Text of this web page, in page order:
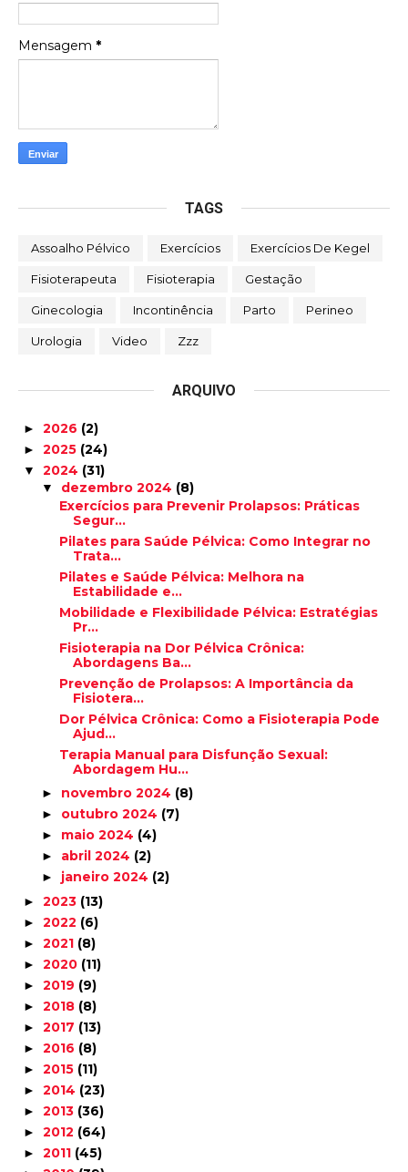
Mensagem *
TAGS
Assoalho Pélvico Exercícios Exercícios De Kegel
Fisioterapeuta Fisioterapia Gestação
Ginecologia Incontinência Parto Perineo
Urologia Video Zzz
ARQUIVO
► 2026 (2)
► 2025 (24)
▼ 2024 (31)
▼ dezembro 2024 (8)
Exercícios para Prevenir Prolapsos: Práticas
Segur...
Pilates para Saúde Pélvica: Como Integrar no
Trata...
Pilates e Saúde Pélvica: Melhora na
Estabilidade e...
Mobilidade e Flexibilidade Pélvica: Estratégias
Pr...
Fisioterapia na Dor Pélvica Crônica:
Abordagens Ba...
Prevenção de Prolapsos: A Importância da
Fisiotera...
Dor Pélvica Crônica: Como a Fisioterapia Pode
Ajud...
Terapia Manual para Disfunção Sexual:
Abordagem Hu...
► novembro 2024 (8)
► outubro 2024 (7)
► maio 2024 (4)
► abril 2024 (2)
► janeiro 2024 (2)
► 2023 (13)
► 2022 (6)
► 2021 (8)
► 2020 (11)
► 2019 (9)
► 2018 (8)
► 2017 (13)
► 2016 (8)
► 2015 (11)
► 2014 (23)
► 2013 (36)
► 2012 (64)
► 2011 (45)